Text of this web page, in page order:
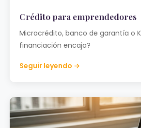
Crédito para emprendedores
Microcrédito, banco de garantía o
financiación encaja?
Seguir leyendo →